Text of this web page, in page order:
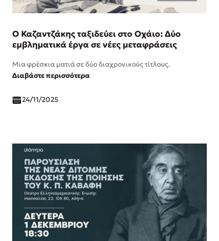
Ο Καζαντζάκης ταξιδεύει στο Οχάιο: Δύο
εμβληματικά έργα σε νέες μεταφράσεις
Μια φρέσκια ματιά σε δύο διαχρονικούς τίτλους.
Διαβάστε περισσότερα
24/11/2025